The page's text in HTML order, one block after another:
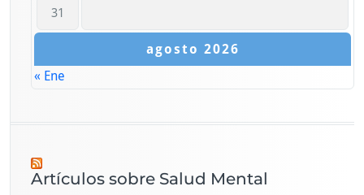
agosto 2026
31
« Ene
Artículos sobre Salud Mental